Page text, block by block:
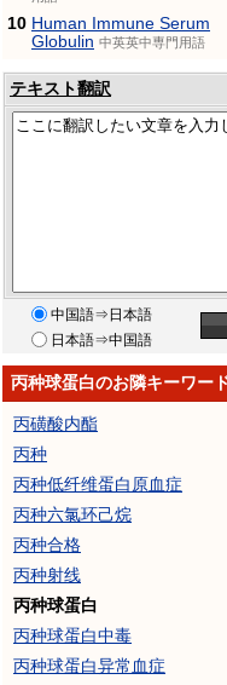
10 Human Immune Serum
Globulin 中英英中専門用語
テキスト翻訳
中国語⇒日本語
日本語⇒中国語
丙种球蛋白のお隣キーワー
丙磺酸内酯
丙种
丙种低纤维蛋白原血症
丙种六氯环己烷
丙种合格
丙种射线
丙种球蛋白
丙种球蛋白中毒
丙种球蛋白异常血症